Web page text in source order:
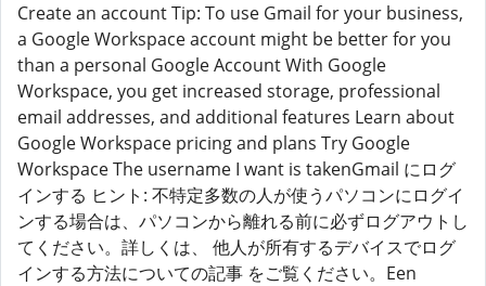
Create an account Tip: To use Gmail for your business,
a Google Workspace account might be better for you
than a personal Google Account With Google
Workspace, you get increased storage, professional
email addresses, and additional features Learn about
Google Workspace pricing and plans Try Google
Workspace The username I want is takenGmail にログ
インする ヒント: 不特定多数の人が使うパソコンにログイ
ンする場合は、パソコンから離れる前に必ずログアウトし
てください。詳しくは、 他人が所有するデバイスでログ
インする方法についての記事 をご覧ください。Een